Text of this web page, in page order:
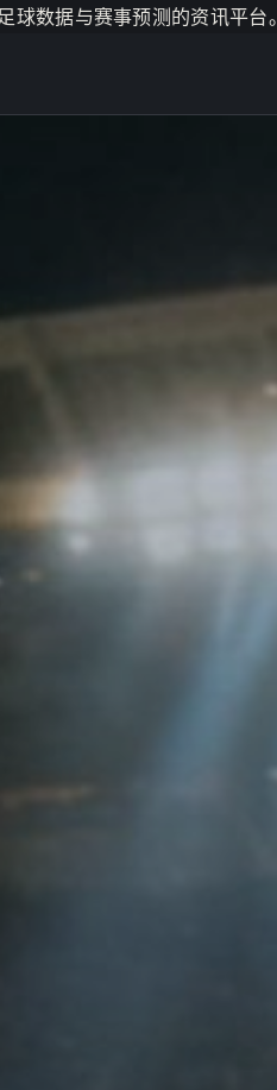
数据与赛事预测的资讯平台。